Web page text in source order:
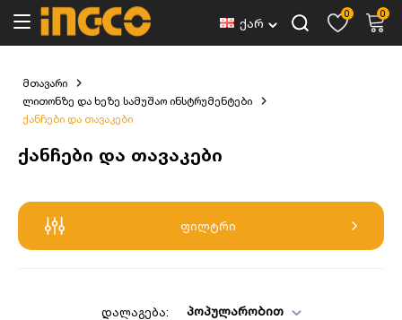
ქარ
0 0
მთავარი
ლითონზე და ხეზე სამუშაო ინსტრუმენტები
ქანჩები და თავაკები
ქანჩები და თავაკები
ფილტრი
დალაგება: პოპულარობით